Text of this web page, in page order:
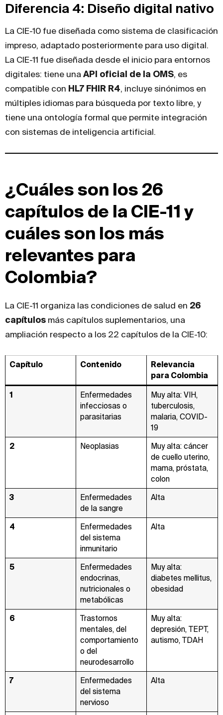
Diferencia 4: Diseño digital nativo
La CIE-10 fue diseñada como sistema de clasificación
impreso, adaptado posteriormente para uso digital.
La CIE-11 fue diseñada desde el inicio para entornos
digitales: tiene una API oficial de la OMS, es
compatible con HL7 FHIR R4, incluye sinónimos en
múltiples idiomas para búsqueda por texto libre, y
tiene una ontología formal que permite integración
con sistemas de inteligencia artificial.
¿Cuáles son los 26
capítulos de la CIE-11 y
cuáles son los más
relevantes para
Colombia?
La CIE-11 organiza las condiciones de salud en 26
capítulos más capítulos suplementarios, una
ampliación respecto a los 22 capítulos de la CIE-10:
Capítulo Contenido
Relevancia
para Colombia
1
Enfermedades
infecciosas o
parasitarias
Muy alta: VIH,
tuberculosis,
malaria, COVID-
19
2 Neoplasias
Muy alta: cáncer
de cuello uterino,
mama, próstata,
colon
3
Enfermedades
de la sangre
Alta
4
Enfermedades
del sistema
inmunitario
Alta
5
Enfermedades
endocrinas,
nutricionales o
metabólicas
Muy alta:
diabetes mellitus,
obesidad
6
Trastornos
mentales, del
comportamiento
o del
neurodesarrollo
Muy alta:
depresión, TEPT,
autismo, TDAH
7
Enfermedades
del sistema
nervioso
Alta